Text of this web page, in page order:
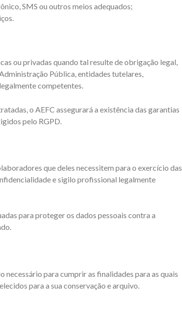
SMS ou outros meios adequados;
ou privadas quando tal resulte de obrigação legal,
Pública, entidades tutelares,
competentes.
o AEFC assegurará a existência das garantias
pelo RGPD.
que deles necessitem para o exercício das
e sigilo profissional legalmente
para proteger os dados pessoais contra a
necessário para cumprir as finalidades para as quais
para a sua conservação e arquivo.